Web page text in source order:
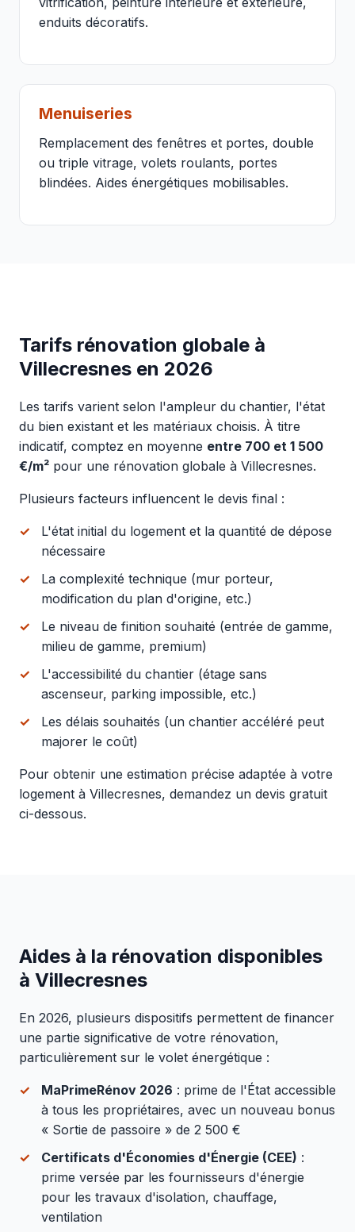
enduits décoratifs.
Menuiseries
Remplacement des fenêtres et portes, double
ou triple vitrage, volets roulants, portes
blindées. Aides énergétiques mobilisables.
Tarifs rénovation globale à
Villecresnes en 2026
Les tarifs varient selon l'ampleur du chantier, l'état
du bien existant et les matériaux choisis. À titre
indicatif, comptez en moyenne entre 700 et 1 500
€/m² pour une rénovation globale à Villecresnes.
Plusieurs facteurs influencent le devis final :
L'état initial du logement et la quantité de dépose
nécessaire
La complexité technique (mur porteur,
modification du plan d'origine, etc.)
Le niveau de finition souhaité (entrée de gamme,
milieu de gamme, premium)
L'accessibilité du chantier (étage sans
ascenseur, parking impossible, etc.)
Les délais souhaités (un chantier accéléré peut
majorer le coût)
Pour obtenir une estimation précise adaptée à votre
logement à Villecresnes, demandez un devis gratuit
ci-dessous.
Aides à la rénovation disponibles
à Villecresnes
En 2026, plusieurs dispositifs permettent de financer
une partie significative de votre rénovation,
particulièrement sur le volet énergétique :
MaPrimeRénov 2026 : prime de l'État accessible
à tous les propriétaires, avec un nouveau bonus
« Sortie de passoire » de 2 500 €
Certificats d'Économies d'Énergie (CEE) :
prime versée par les fournisseurs d'énergie
pour les travaux d'isolation, chauffage,
ventilation